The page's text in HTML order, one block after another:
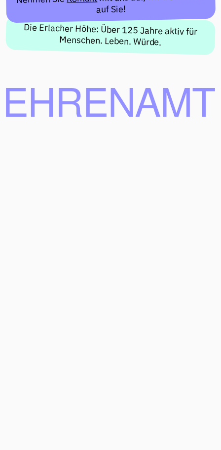
auf Sie!
Die Erlacher Höhe: Über 125 Jahre aktiv für
Menschen. Leben. Würde.